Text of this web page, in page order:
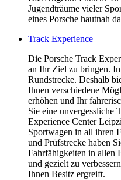
Jugendträume vieler
eines Porsche hautnah
Track Experience
Die Porsche Track
an Ihr Ziel zu bringen.
Rundstrecke. Deshalb
Ihnen verschiedene
erhöhen und Ihr
Sie eine unvergessliche
Experience Center
Sportwagen in all ihren
und Prüfstrecke haben
Fahrfähigkeiten in allen
und gezielt zu
Ihnen Besitz ergreift.